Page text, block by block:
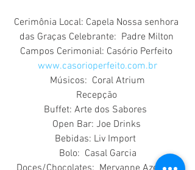
Cerimônia Local: Capela Nossa senhora
das Graças Celebrante:  Padre Milton
Campos Cerimonial: Casório Perfeito
www.casorioperfeito.com.br
​Músicos:  Coral Atrium
Recepção
Buffet: Arte dos Sabores
Open Bar: Joe Drinks
Bebidas: Liv Import
Bolo:  Casal Garcia